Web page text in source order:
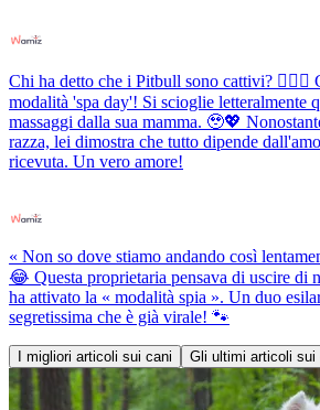
Chi ha detto che i Pitbull sono cattivi? 💆‍♀️✨
modalità 'spa day'! Si scioglie letteralmente
massaggi dalla sua mamma. 🥹💖
razza, lei dimostra che tutto dipende
ricevuta. Un vero amore!
« Non so dove stiamo andando così
😂 Questa proprietaria pensava di uscire di
ha attivato la « modalità spia ». Un duo
segretissima che è già virale! 🐾
I migliori articoli sui cani Gli ultimi articoli sui